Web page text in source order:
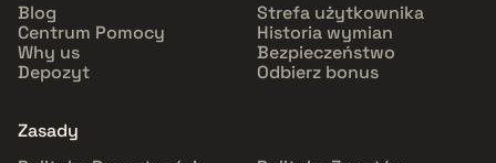
Blog
Centrum Pomocy
Why us
Depozyt
Strefa użytkownika
Historia wymian
Bezpieczeństwo
Odbierz bonus
Zasady